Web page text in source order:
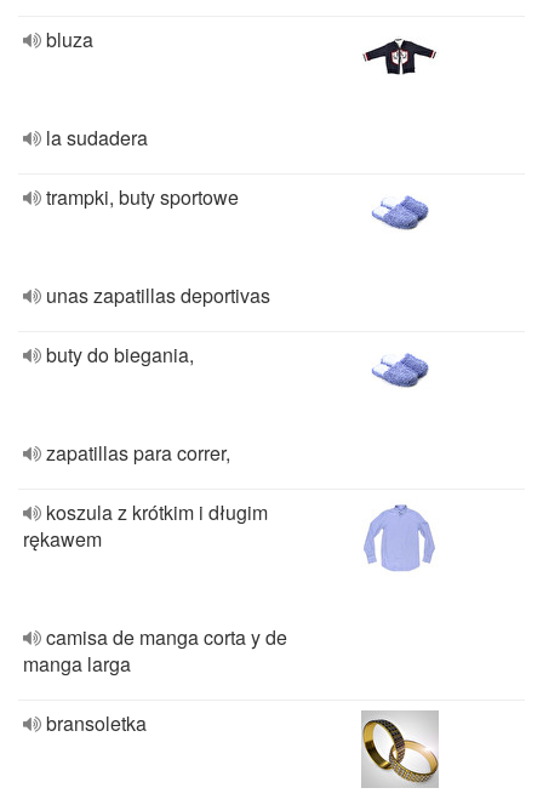
bluza
la sudadera
trampki, buty sportowe
unas zapatillas deportivas
buty do biegania,
zapatillas para correr,
koszula z krótkim i długim
rękawem
camisa de manga corta y de
manga larga
bransoletka